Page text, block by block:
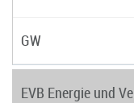
GW
EVB Energie und